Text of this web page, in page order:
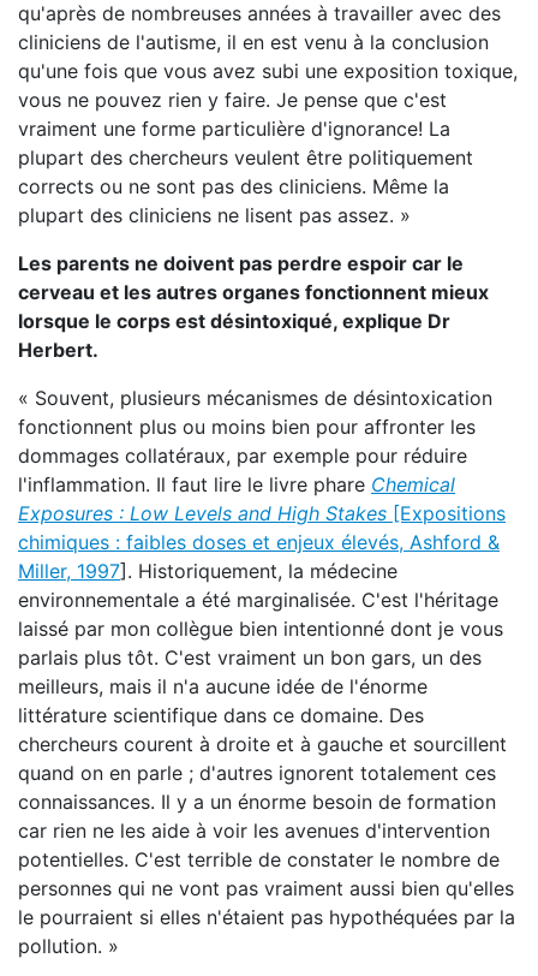
qu'après de nombreuses années à travailler avec des
cliniciens de l'autisme, il en est venu à la conclusion
qu'une fois que vous avez subi une exposition toxique,
vous ne pouvez rien y faire. Je pense que c'est
vraiment une forme particulière d'ignorance! La
plupart des chercheurs veulent être politiquement
corrects ou ne sont pas des cliniciens. Même la
plupart des cliniciens ne lisent pas assez. »
Les parents ne doivent pas perdre espoir car le
cerveau et les autres organes fonctionnent mieux
lorsque le corps est désintoxiqué, explique Dr
Herbert.
« Souvent, plusieurs mécanismes de désintoxication
fonctionnent plus ou moins bien pour affronter les
dommages collatéraux, par exemple pour réduire
l'inflammation. Il faut lire le livre phare Chemical
Exposures : Low Levels and High Stakes [Expositions
chimiques : faibles doses et enjeux élevés, Ashford &
Miller, 1997]. Historiquement, la médecine
environnementale a été marginalisée. C'est l'héritage
laissé par mon collègue bien intentionné dont je vous
parlais plus tôt. C'est vraiment un bon gars, un des
meilleurs, mais il n'a aucune idée de l'énorme
littérature scientifique dans ce domaine. Des
chercheurs courent à droite et à gauche et sourcillent
quand on en parle ; d'autres ignorent totalement ces
connaissances. Il y a un énorme besoin de formation
car rien ne les aide à voir les avenues d'intervention
potentielles. C'est terrible de constater le nombre de
personnes qui ne vont pas vraiment aussi bien qu'elles
le pourraient si elles n'étaient pas hypothéquées par la
pollution. »